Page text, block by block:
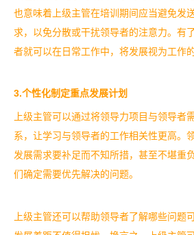
也意味着上级主管在培训期间应当避免发
求，以免分散或干扰领导者的注意力。有
者就可以在日常工作中，将发展视为工作
3.个性化制定重点发展计划
上级主管可以通过将领导力项目与领导者
系，让学习与领导者的工作相关性更高。
发展需求要补足而不知所措，甚至不堪重
们确定需要优先解决的问题。
上级主管还可以帮助领导者了解哪些问题